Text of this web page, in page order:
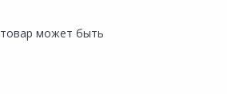
товар может быть